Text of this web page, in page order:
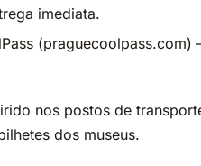
imediata.
nos postos de
dos museus.